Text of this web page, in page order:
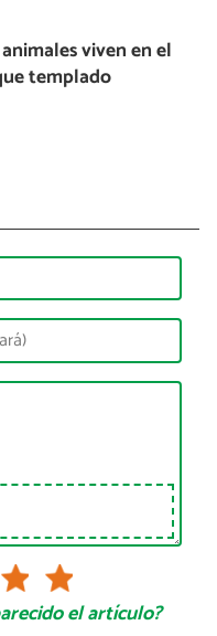
viven en el
templado
el artículo?